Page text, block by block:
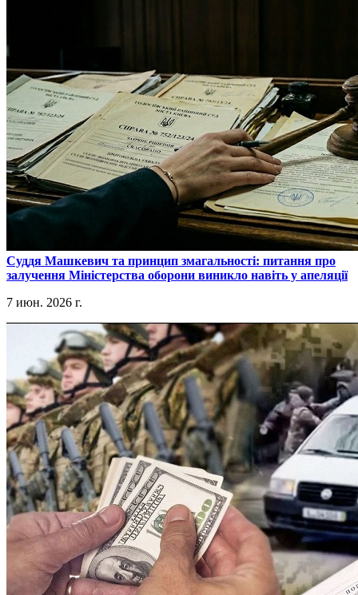
​Суддя Машкевич та принцип змагальності: питання про
залучення Міністерства оборони виникло навіть у апеляції
7 июн. 2026 г.